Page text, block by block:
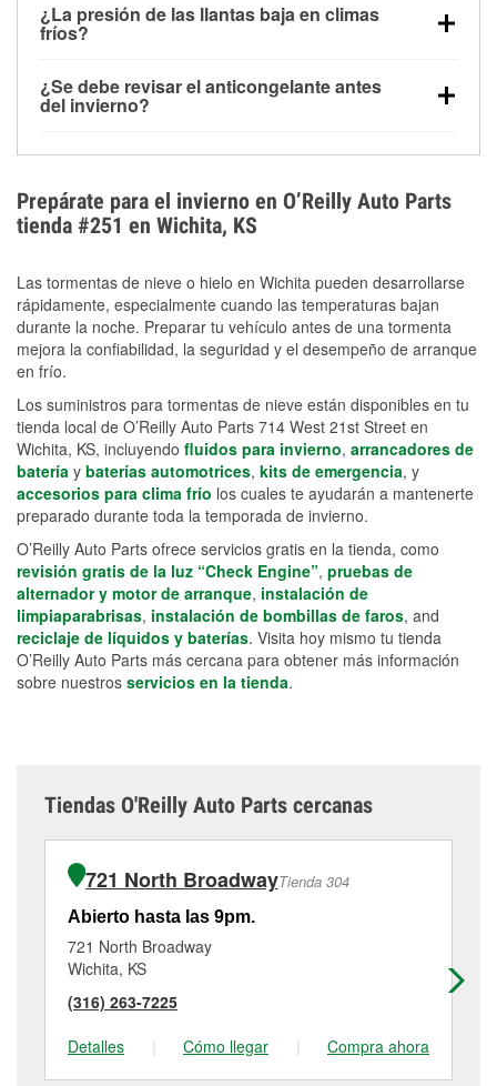
arranque.
la congelación y ayuda a disolver la sal y la nieve
derretida en la carretera para mejorar la visibilidad.
¿La presión de las llantas baja en climas
fríos?
alrededor de 1 PSI por cada 10 °F que baja la
temperatura. Puedes obtener más información sobre
¿Se debe revisar el anticongelante antes
del invierno?
el sobrecalentamiento en condiciones de frío
extremo. Aprende cómo comprobar la protección
anticongelante en nuestra sección How-To.
Prepárate para el invierno en O’Reilly Auto Parts
tienda #251 en Wichita, KS
Las tormentas de nieve o hielo en Wichita pueden desarrollarse
rápidamente, especialmente cuando las temperaturas bajan
durante la noche. Preparar tu vehículo antes de una tormenta
mejora la confiabilidad, la seguridad y el desempeño de arranque
en frío.
Los suministros para tormentas de nieve están disponibles en tu
tienda local de O’Reilly Auto Parts 714 West 21st Street en
Wichita, KS, incluyendo fluidos para invierno, arrancadores de
batería y baterías automotrices, kits de emergencia, y
accesorios para clima frío los cuales te ayudarán a mantenerte
preparado durante toda la temporada de invierno.
O’Reilly Auto Parts ofrece servicios gratis en la tienda, como
revisión gratis de la luz “Check Engine”, pruebas de
alternador y motor de arranque, instalación de
limpiaparabrisas, instalación de bombillas de faros, and
reciclaje de líquidos y baterías. Visita hoy mismo tu tienda
O’Reilly Auto Parts más cercana para obtener más información
sobre nuestros servicios en la tienda.
Tiendas O'Reilly Auto Parts cercanas
721 North BroadwayTienda 304
Abierto hasta las 9pm.
721 North Broadway
Wichita, KS
(316) 263-7225
Detalles
| Cómo llegar | Compra ahora